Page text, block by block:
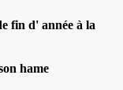
fin d' année à la
hame